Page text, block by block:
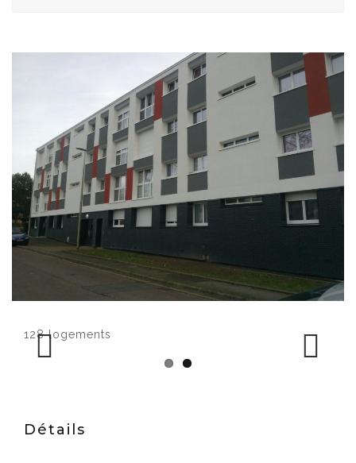
l’article
128 logements
Détails